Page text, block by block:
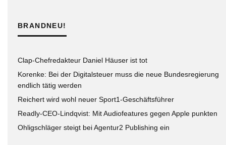
BRANDNEU!
Clap-Chefredakteur Daniel Häuser ist tot
Korenke: Bei der Digitalsteuer muss die neue Bundesregierung
endlich tätig werden
Reichert wird wohl neuer Sport1-Geschäftsführer
Readly-CEO-Lindqvist: Mit Audiofeatures gegen Apple punkten
Ohligschläger steigt bei Agentur2 Publishing ein